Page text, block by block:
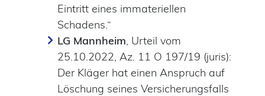
Eintritt eines immateriellen
Schadens.“
LG Mannheim, Urteil vom
25.10.2022, Az. 11 O 197/19 (juris):
Der Kläger hat einen Anspruch auf
Löschung seines Versicherungsfalls